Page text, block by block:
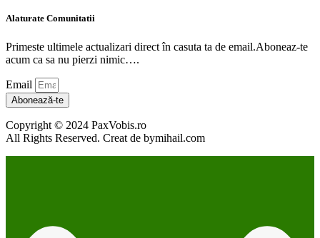
Alaturate Comunitatii
Primeste ultimele actualizari direct în casuta ta de email.Aboneaz-te
acum ca sa nu pierzi nimic….
Email
Abonează-te
Copyright © 2024 PaxVobis.ro
All Rights Reserved. Creat de bymihail.com